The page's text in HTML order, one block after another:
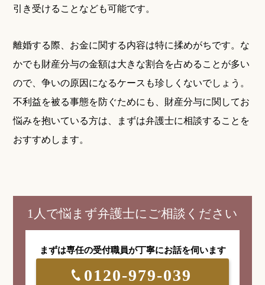
引き受けることなども可能です。
離婚する際、お金に関する内容は特に揉めがちです。な
かでも財産分与の金額は大きな割合を占めることが多い
ので、争いの原因になるケースも珍しくないでしょう。
不利益を被る事態を防ぐためにも、財産分与に関してお
悩みを抱いている方は、まずは弁護士に相談することを
おすすめします。
1人で悩まず弁護士にご相談ください
まずは専任の受付職員が丁寧にお話を伺います
0120-979-039